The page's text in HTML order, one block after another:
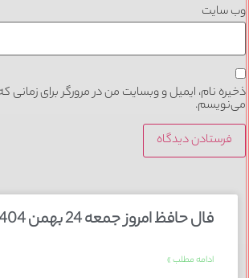
وب‌ سایت
ذخیره نام، ایمیل و وبسایت من در مرورگر برای زمانی
می‌نویسم.
فال حافظ امروز جمعه 24 بهمن 1404
ادامه مطلب »